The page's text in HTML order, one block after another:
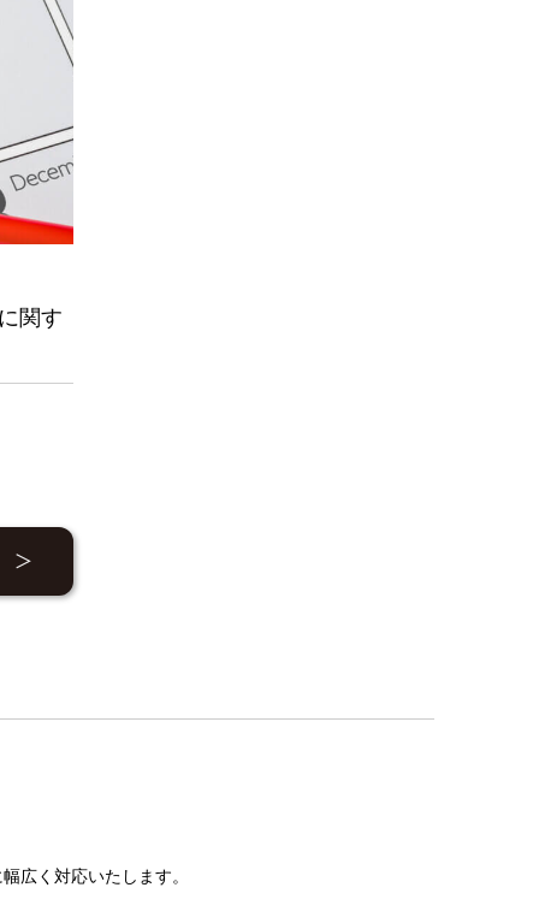
関す
広く対応いたします。